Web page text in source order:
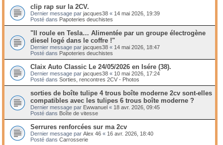
clip rap sur la 2CV.
Dernier message par jacques38 « 14 mai 2026, 19:39
Posté dans Papoteries deuchistes
"Il roule en Tesla… Alimentée par un groupe électrogène
diesel logé dans le coffre !"
Dernier message par jacques38 « 14 mai 2026, 18:47
Posté dans Papoteries deuchistes
Claix Auto Classic Le 24/05/2026 en Isére (38).
Dernier message par jacques38 « 10 mai 2026, 17:24
Posté dans Sorties, rencontres 2CV - Photos
sorties de boîte tulipe 4 trous boîte moderne 2cv sont-elles
compatibles avec les tulipes 6 trous boîte moderne ?
Dernier message par Ewwanuel « 18 avr. 2026, 09:45
Posté dans Boîte de vitesse
Serrures renforcées sur ma 2cv
Dernier message par Alex 46 « 16 avr. 2026, 18:40
Posté dans Carrosserie